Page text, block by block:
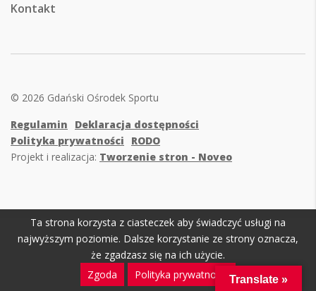
Kontakt
© 2026 Gdański Ośrodek Sportu
Regulamin
Deklaracja dostępności
Polityka prywatności
RODO
Projekt i realizacja: Tworzenie stron - Noveo
Ta strona korzysta z ciasteczek aby świadczyć usługi na
najwyższym poziomie. Dalsze korzystanie ze strony oznacza,
że zgadzasz się na ich użycie.
Zgoda
Polityka prywatności Translate »